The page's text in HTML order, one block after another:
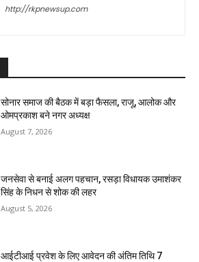
http://rkpnewsup.com
सोनार समाज की बैठक में बड़ा फैसला, राजू, आलोक और
ओमप्रकाश बने नगर अध्यक्ष
August 7, 2026
जनसेवा से बनाई अलग पहचान, रसड़ा विधायक उमाशंकर
सिंह के निधन से शोक की लहर
August 5, 2026
आईटीआई प्रवेश के लिए आवेदन की अंतिम तिथि 7